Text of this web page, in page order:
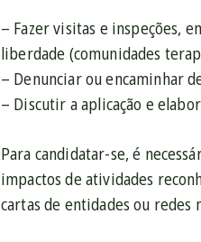
– Fazer visitas e inspeções,
liberdade (comunidades
– Denunciar ou encaminhar
– Discutir a aplicação e
Para candidatar-se, é
impactos de atividades
cartas de entidades ou redes